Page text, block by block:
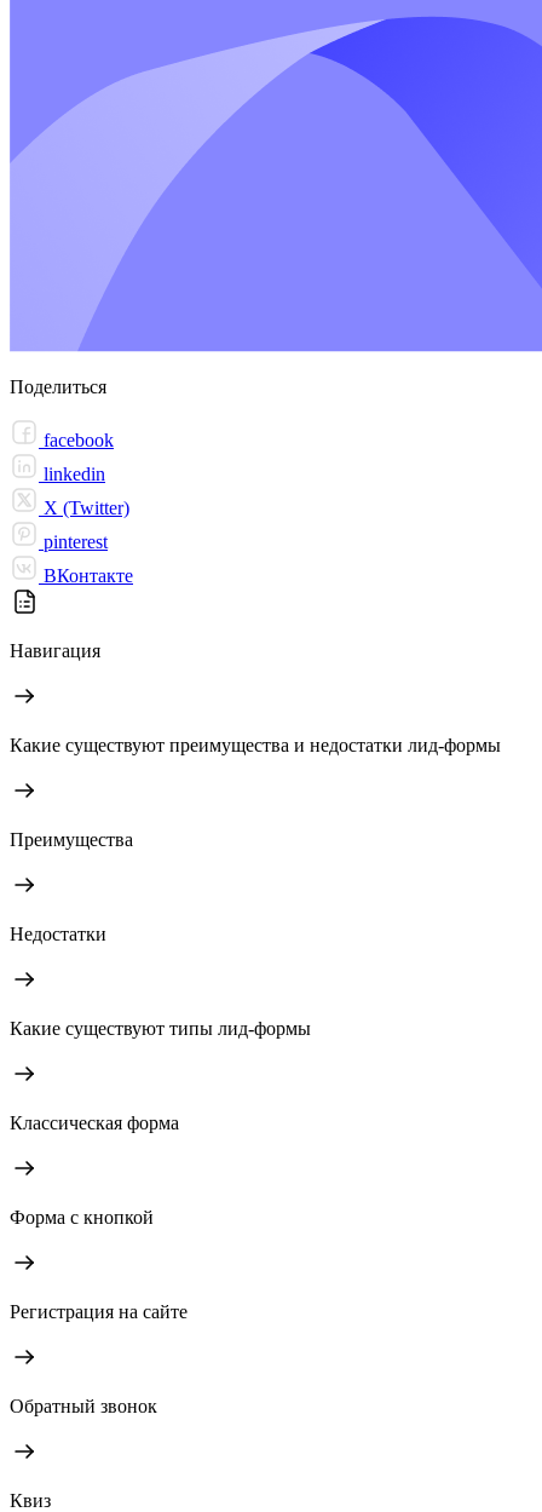
Поделиться
facebook
linkedin
X (Twitter)
pinterest
ВКонтакте
Навигация
Какие существуют преимущества и недостатки лид-формы
Преимущества
Недостатки
Какие существуют типы лид-формы
Классическая форма
Форма с кнопкой
Регистрация на сайте
Обратный звонок
Квиз